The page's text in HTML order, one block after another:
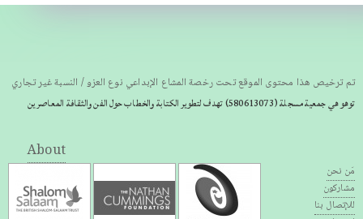
تم ترخيص هذا محتوى الموقع تحت رخصة المشاع الإبداعي نوع العزو / النسبة غير تجاري
توهو هي جمعية مسجلة(580613073) تهدف لتطوير الكتابة والخطاب حول الفن والثقافة المعاصرين
About
مَن نحن
مشاركون
للإتصال بنا